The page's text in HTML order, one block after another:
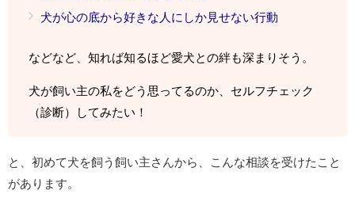
犬が心の底から好きな人にしか見せない行動
などなど、知れば知るほど愛犬との絆も深まりそう。
犬が飼い主の私をどう思ってるのか、セルフチェック
（診断）してみたい！
と、初めて犬を飼う飼い主さんから、こんな相談を受けたこと
があります。